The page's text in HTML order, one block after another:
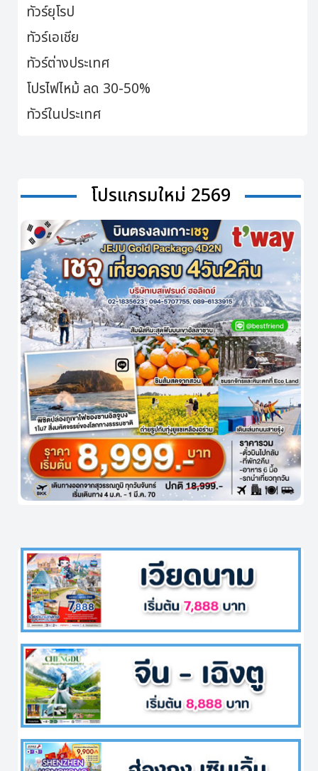
ทัวร์ยุโรป
ทัวร์เอเชีย
ทัวร์ต่างประเทศ
โปรไฟไหม้ ลด 30-50%
ทัวร์ในประเทศ
โปรแกรมใหม่ 2569